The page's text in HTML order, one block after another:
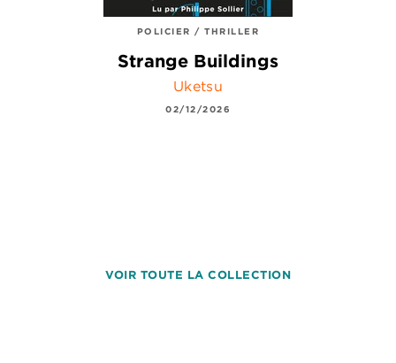
POLICIER / THRILLER
Strange Buildings
Uketsu
02/12/2026
VOIR TOUTE LA COLLECTION